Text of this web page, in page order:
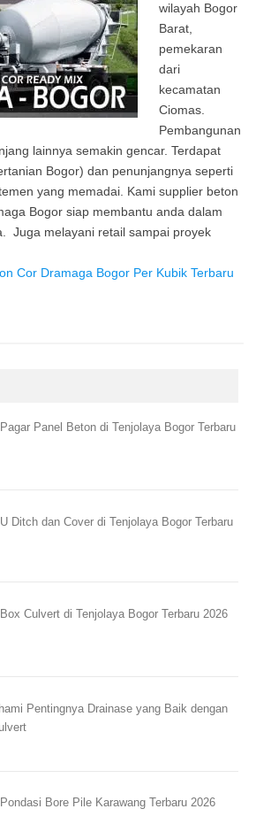
wilayah Bogor
Barat,
pemekaran
dari
kecamatan
Ciomas.
Pembangunan
lainnya semakin gencar. Terdapat
Bogor) dan penunjangnya seperti
yang memadai. Kami supplier beton
Bogor siap membantu anda dalam
Juga melayani retail sampai proyek
Cor Dramaga Bogor Per Kubik Terbaru
Panel Beton di Tenjolaya Bogor Terbaru
Ditch dan Cover di Tenjolaya Bogor Terbaru
Culvert di Tenjolaya Bogor Terbaru 2026
Pentingnya Drainase yang Baik dengan
Bore Pile Karawang Terbaru 2026